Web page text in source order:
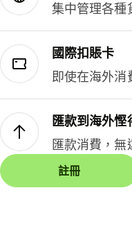
集中管理各種
國際扣賬卡
即使在海外消
匯款到海外慳
匯款消費，無
註冊